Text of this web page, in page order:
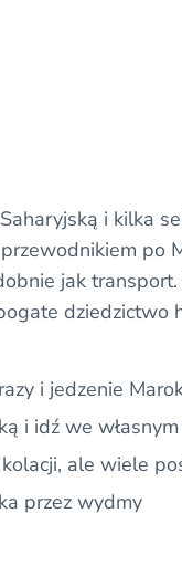
i kilka
po
jak
dziedzictwo
i jedzenie
i idź we
ale wiele
przez wydmy